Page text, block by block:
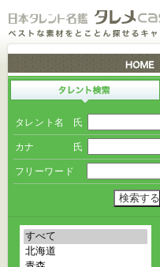
タレント名 氏
カナ 氏
フリーワード